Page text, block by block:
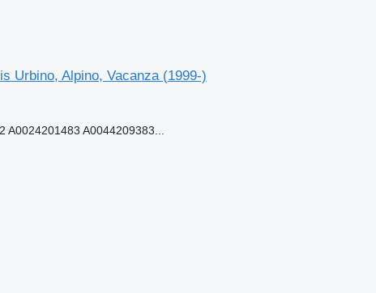
Urbino, Alpino, Vacanza (1999-)
A0044209383...